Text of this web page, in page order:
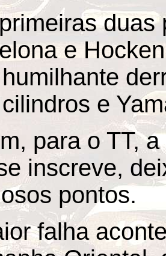
duas
e
e
para o TT,
inscreve,
pontos.
falha